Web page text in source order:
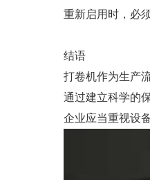
重新启用时，必
结语
打卷机作为生产
通过建立科学的
企业应当重视设